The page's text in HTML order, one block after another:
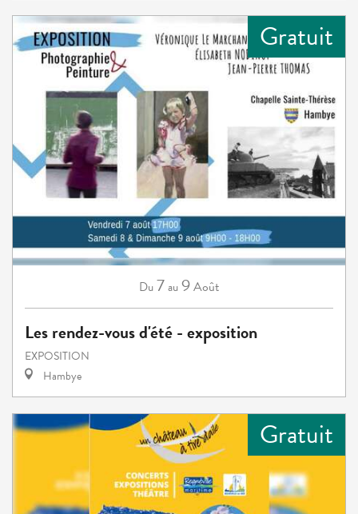
Gratuit
Du7au9Août
Les rendez-vous d'été - exposition
EXPOSITION
Hambye
Gratuit